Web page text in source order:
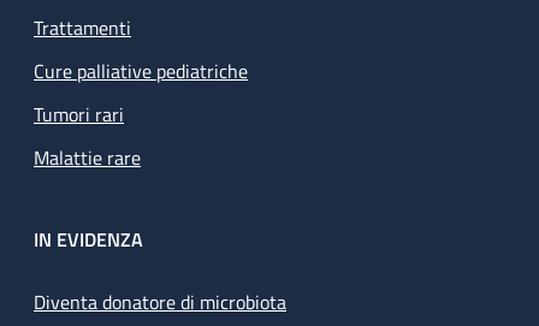
Trattamenti
Cure palliative pediatriche
Tumori rari
Malattie rare
IN EVIDENZA
Diventa donatore di microbiota